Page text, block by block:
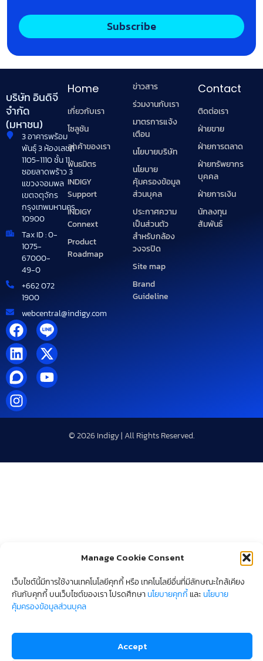
Manage Cookie Consent
เว็บไชต์นี้มีการใช้งานเทคโนโลยีคุกกี้ หรือ เทคโนโลยีอื่นที่มีลักษณะใกล้เคียง
กันกับคุกกี้ บนเว็บไซต์ของเรา โปรดศึกษานโยบายคุกกี้และ นโยบาย
คุ้มครองข้อมูลส่วนบุคล
Accept
Subscribe
บริษัท อินดิจี
จำกัด
(มหาชน)
3 อาคารพร้อม
พันธุ์ 3 ห้องเลขที่
1105-1110 ชั้น 11
ซอยลาดพร้าว 3
แขวงจอมพล
เขตจตุจักร
กรุงเทพมหานคร
10900
Tax ID : 0-
1075-
67000-
49-0
+662 072
1900
webcentral@indigy.com
Home
เกี่ยวกับเรา
โซลูชัน
ลูกค้าของเรา
พันธมิตร
INDIGY
Support
INDIGY
Connext
Product
Roadmap
ข่าวสาร
ร่วมงานกับเรา
มาตรการแจ้ง
เตือน
นโยบายบริษัท
นโยบาย
คุ้มครองข้อมูล
ส่วนบุคล
ประกาศความ
เป็นส่วนตัว
สำหรับกล้อง
วงจรปิด
Site map
Brand
Guideline
Contact
ติดต่อเรา
ฝ่ายขาย
ฝ่ายการตลาด
ฝ่ายทรัพยากร
บุคคล
ฝ่ายการเงิน
นักลงทุน
สัมพันธ์
© 2026 Indigy | All Rights Reserved.